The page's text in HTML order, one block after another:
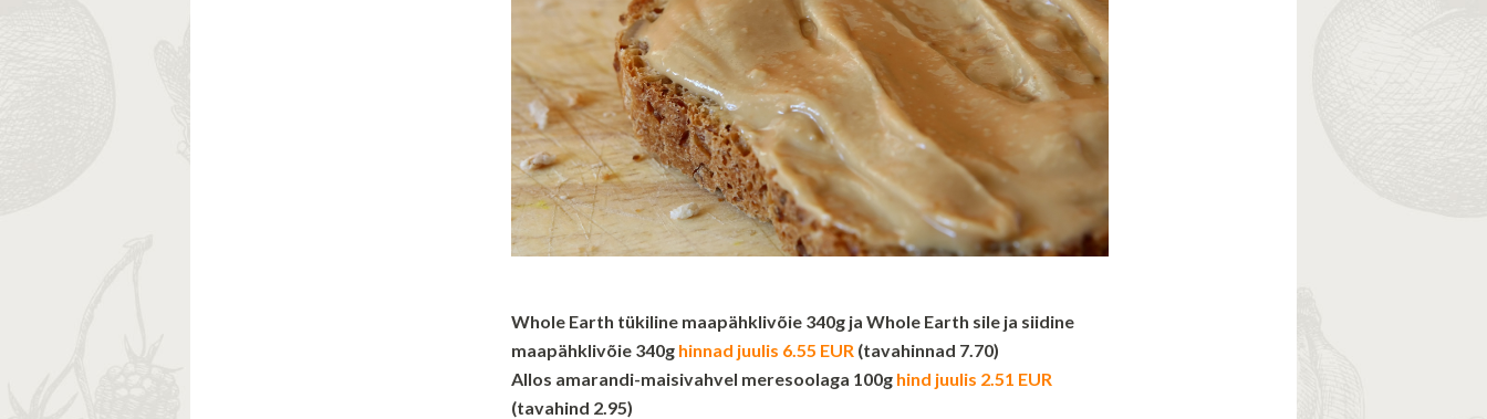
Whole Earth tükiline maapähklivõie 340g ja Whole Earth sile ja siidine
maapähklivõie 340g hinnad juulis 6.55 EUR (tavahinnad 7.70)
Allos amarandi-maisivahvel meresoolaga 100g hind juulis 2.51 EUR
(tavahind 2.95)